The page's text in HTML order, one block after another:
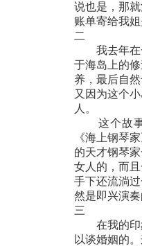
说也是，那
账单寄给我姐
二
我去年在一
于海岛上的
养，最后自
又因为这个
人。
这个故事
《海上钢琴
的天才钢琴
女人的，而
手下还流淌
然是即兴演奏
三
在我的印象
以谈婚姻的